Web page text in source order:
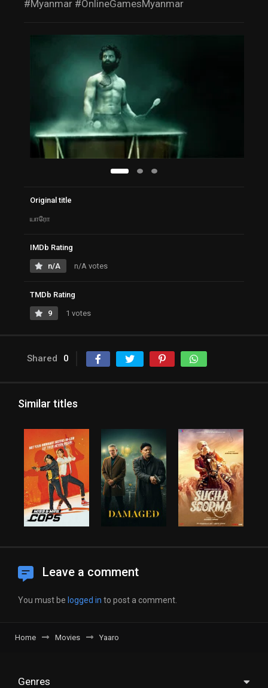
#Myanmar #OnlineGamesMyanmar
Original title
யாரோ
IMDb Rating
n/A n/A votes
TMDb Rating
9 1 votes
Shared 0
Similar titles
Leave a comment
You must be logged in to post a comment.
Home Movies Yaaro
Genres